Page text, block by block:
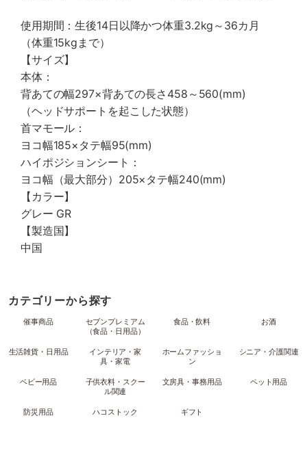
使用期間：生後14日以降かつ体重3.2kg～36カ月
（体重15kgまで）
【サイズ】
本体：
背あての幅297×背あての長さ458～560(mm)
（ヘッドサポートを起こした状態）
首マモール：
ヨコ幅185×タテ幅95(mm)
ハイポジションシート：
ヨコ幅（最大部分）205×タテ幅240(mm)
【カラー】
グレー GR
【製造国】
中国
カテゴリーから探す
催事商品
セブンプレミアム
（食品・日用品）
食品・飲料 お酒
生活雑貨・日用品
インテリア・家
具・家電
ホームファッショ
ン
シニア・介護関連
ベビー用品
子供衣料・スクー
ル関連
文房具・事務用品 ペット用品
防災用品 ハコストック ギフト